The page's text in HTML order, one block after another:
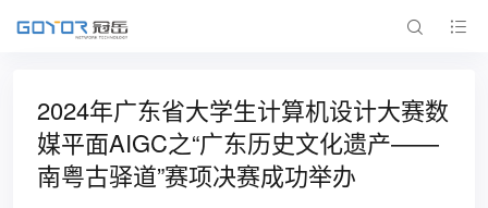
2024年广东省大学生计算机设计大赛数
媒平面AIGC之“广东历史文化遗产——
南粤古驿道”赛项决赛成功举办